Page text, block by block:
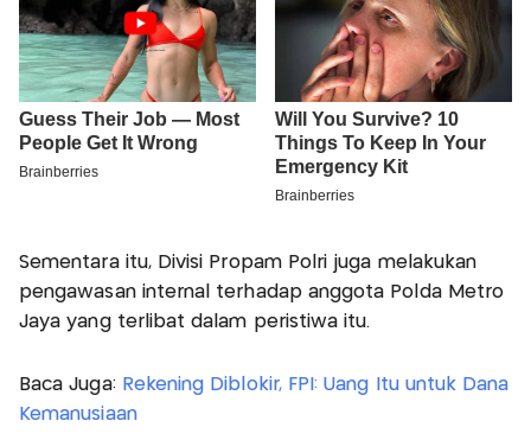
Sementara itu, Divisi Propam Polri juga melakukan
pengawasan internal terhadap anggota Polda Metro
Jaya yang terlibat dalam peristiwa itu.
Baca Juga: Rekening Diblokir, FPI: Uang Itu untuk Dana
Kemanusiaan